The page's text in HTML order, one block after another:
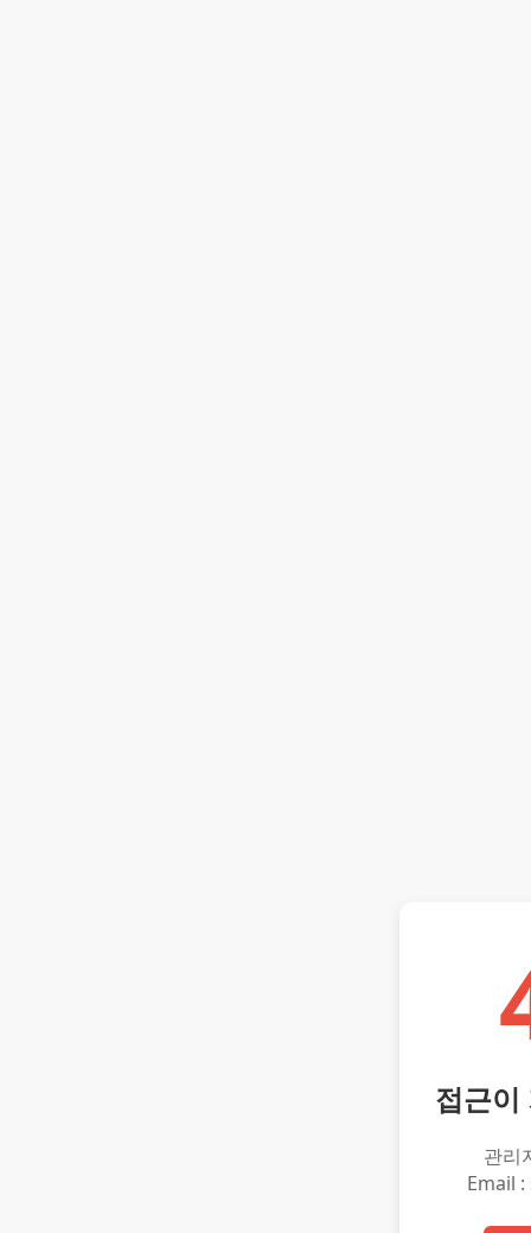
접근이
관리
Email